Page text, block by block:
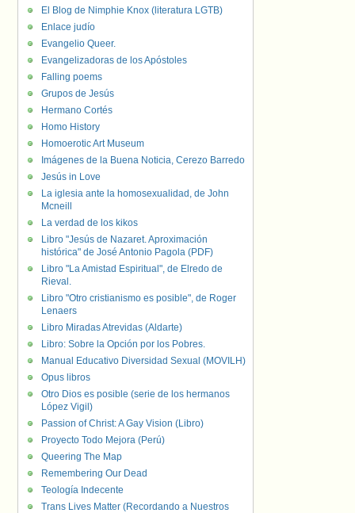
El Blog de Nimphie Knox (literatura LGTB)
Enlace judío
Evangelio Queer.
Evangelizadoras de los Apóstoles
Falling poems
Grupos de Jesús
Hermano Cortés
Homo History
Homoerotic Art Museum
Imágenes de la Buena Noticia, Cerezo Barredo
Jesús in Love
La iglesia ante la homosexualidad, de John
Mcneill
La verdad de los kikos
Libro "Jesús de Nazaret. Aproximación
histórica" de José Antonio Pagola (PDF)
Libro "La Amistad Espiritual", de Elredo de
Rieval.
Libro "Otro cristianismo es posible", de Roger
Lenaers
Libro Miradas Atrevidas (Aldarte)
Libro: Sobre la Opción por los Pobres.
Manual Educativo Diversidad Sexual (MOVILH)
Opus libros
Otro Dios es posible (serie de los hermanos
López Vigil)
Passion of Christ: A Gay Vision (Libro)
Proyecto Todo Mejora (Perú)
Queering The Map
Remembering Our Dead
Teología Indecente
Trans Lives Matter (Recordando a Nuestros